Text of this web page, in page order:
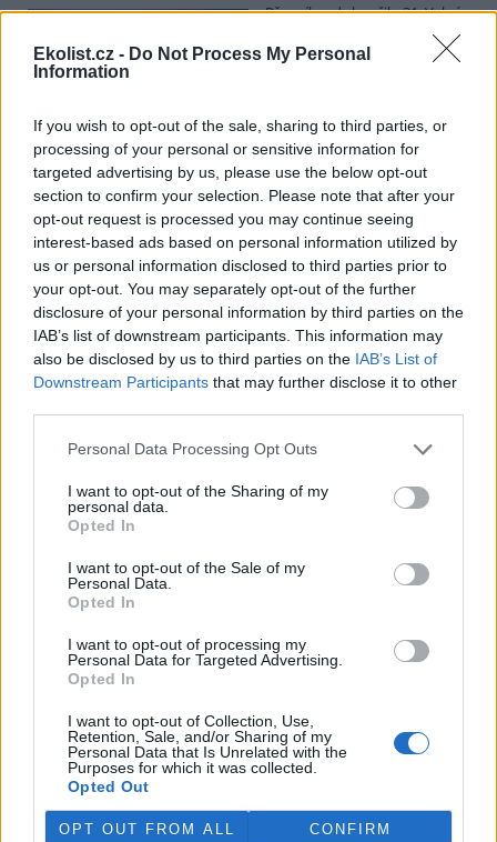
Ekolist.cz - Do Not Process My Personal
Information
If you wish to opt-out of the sale, sharing to third parties, or
processing of your personal or sensitive information for
targeted advertising by us, please use the below opt-out
section to confirm your selection. Please note that after your
opt-out request is processed you may continue seeing
interest-based ads based on personal information utilized by
us or personal information disclosed to third parties prior to
your opt-out. You may separately opt-out of the further
disclosure of your personal information by third parties on the
IAB’s list of downstream participants. This information may
also be disclosed by us to third parties on the IAB’s List of
Downstream Participants that may further disclose it to other
Personal Data Processing Opt Outs
I want to opt-out of the Sharing of my
personal data.
Opted In
I want to opt-out of the Sale of my
Personal Data.
Opted In
I want to opt-out of processing my
Personal Data for Targeted Advertising.
Opted In
I want to opt-out of Collection, Use,
Retention, Sale, and/or Sharing of my
Personal Data that Is Unrelated with the
Purposes for which it was collected.
Opted Out
OPT OUT FROM ALL CONFIRM
Přes víkend skončilo 31. Valné
shromáždění Mezinárodního
úřadu pro mořské dno (ISA),
jasně deklarovat, že snahy o nezákonnou hlubinnou těžbu
nebudou tolerovány.
Luboš Pavlovič: Veřejnost může do poloviny srpna
připomínkovat plavební kanál u Přelouče
3.8.2026
Diskuse: 16
Ministerstvo životního
prostředí oznámilo 14.
července 2026 zahájení
zjišťovacího řízení pro záměr
„Stupeň Přelouč II“ za asi 3,3
do Pardubic. Veřejnost může své vyjádření k vlivům této stavby na
životní prostředí poslat ministerstvu do 13. srpna 2026.
Kilian Kaminski: Evropa slibuje právo na opravu.
Budou ale opravy skutečně levnější?
Diskuse: 41
Členské státy nyní převádějí
legislativy. Podle společnosti
refurbed, evropským
marketplace s repasovanou elektronikou, však mohou i po
zavedení nových pravidel zůstat náklady na opravy natolik vysoké,
že pro spotřebitele bude stále výhodnější koupit nové zařízení.
Směrnice má přitom usnadnit opravy elektroniky i po skončení
záruční doby, zlepšit dostupnost náhradních dílů a zabránit
výrobcům, aby zásahy do zařízení zbytečně komplikovali nebo
znemožňovali. Nestanovuje však konkrétní cenový limit ani
způsob výpočtu ceny náhradních dílů a oprav.